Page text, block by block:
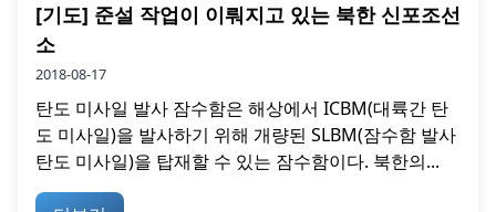
[기도] 준설 작업이 이뤄지고 있는 북한 신포조선
소
2018-08-17
탄도 미사일 발사 잠수함은 해상에서 ICBM(대륙간 탄
도 미사일)을 발사하기 위해 개량된 SLBM(잠수함 발사
탄도 미사일)을 탑재할 수 있는 잠수함이다. 북한의...